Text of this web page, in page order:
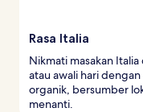
Rasa Italia
Nikmati masakan
atau awali hari
organik, bersumber
menanti.